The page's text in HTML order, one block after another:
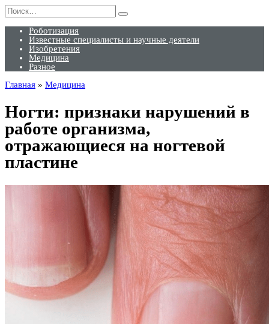
Перейти
к
содержанию
Search
for:
Роботизация
Известные специалисты и научные деятели
Изобретения
Медицина
Разное
Главная » Медицина
Ногти: признаки нарушений в
работе организма,
отражающиеся на ногтевой
пластине